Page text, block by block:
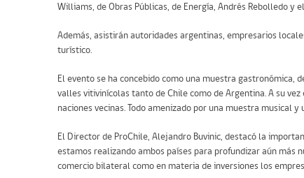
Williams, de Obras Públicas, de Energía, Andrés Rebolledo y
Además, asistirán autoridades argentinas, empresarios
turístico.
El evento se ha concebido como una muestra gastronómica,
valles vitivinícolas tanto de Chile como de Argentina. A su
naciones vecinas. Todo amenizado por una muestra musical
El Director de ProChile, Alejandro Buvinic, destacó la
estamos realizando ambos países para profundizar aún más
comercio bilateral como en materia de inversiones los